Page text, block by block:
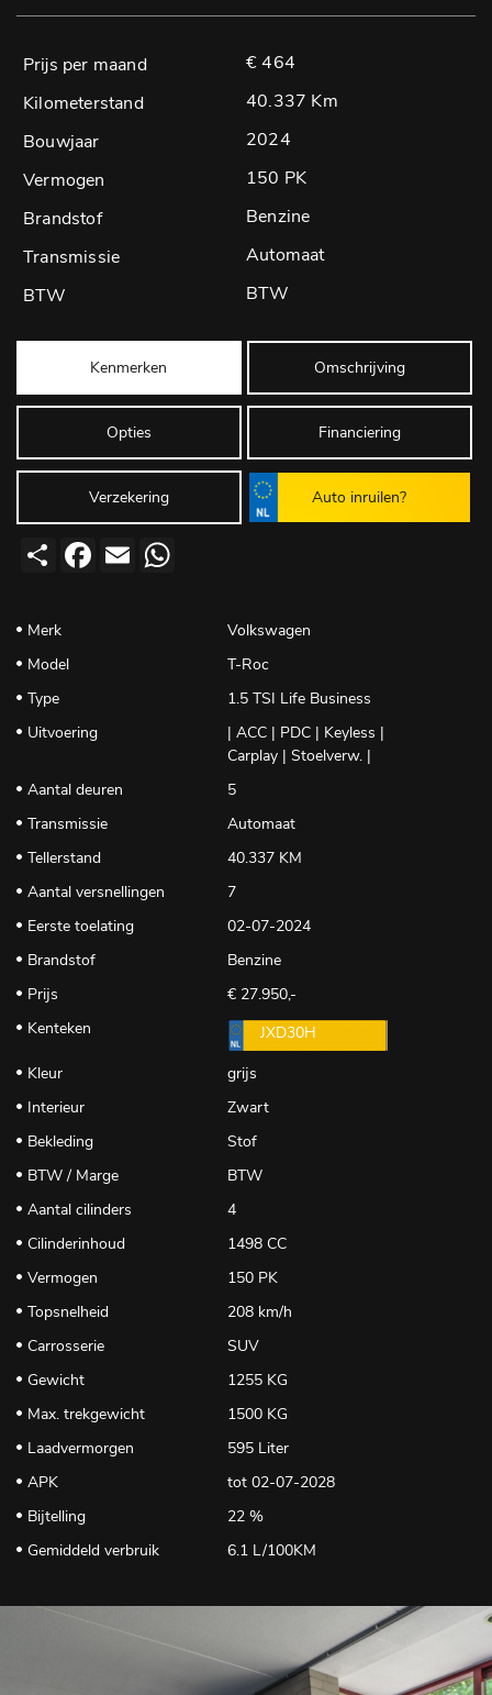
€ 464
40.337 Km
2024
150 PK
Benzine
Automaat
BTW
Kenmerken Omschrijving
Opties Financiering
Verzekering Auto inruilen?
Deel Facebook
Email
Merk
Volkswagen
Model
T-Roc
Type
1.5 TSI Life Business
Uitvoering
| ACC | PDC | Keyless |
Carplay | Stoelverw. |
Aantal deuren
5
Transmissie
Automaat
Tellerstand
40.337 KM
Aantal versnellingen
7
Eerste toelating
02-07-2024
Brandstof
Benzine
Prijs
€ 27.950,-
Kenteken
JXD30H
Kleur
grijs
Interieur
Zwart
Bekleding
Stof
BTW / Marge
BTW
Aantal cilinders
4
Cilinderinhoud
1498 CC
Vermogen
150 PK
Topsnelheid
208 km/h
Carrosserie
SUV
Gewicht
1255 KG
Max. trekgewicht
1500 KG
Laadvermorgen
595 Liter
APK
tot 02-07-2028
Bijtelling
22 %
Gemiddeld verbruik
6.1 L/100KM